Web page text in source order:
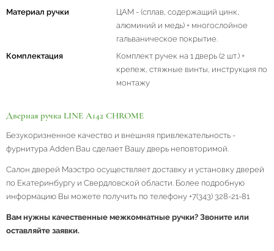
Материал ручки
ЦАМ - (сплав, содержащий цинк,
алюминий и медь) + многослойное
гальваническое покрытие.
Комплектация
Комплект ручек на 1 дверь (2 шт.) +
крепеж, стяжные винты, инструкция по
монтажу
Дверная ручка LINE A142 CHROME
Безукоризненное качество и внешняя привлекательность -
фурнитура Adden Bau сделает Вашу дверь неповторимой.
Салон дверей Маэстро осуществляет доставку и установку дверей
по Екатеринбургу и Свердловской области. Более подробную
информацию Вы можете получить по телефону +7(343) 328-21-81
Вам нужны качественные межкомнатные ручки? Звоните или
оставляйте заявки.